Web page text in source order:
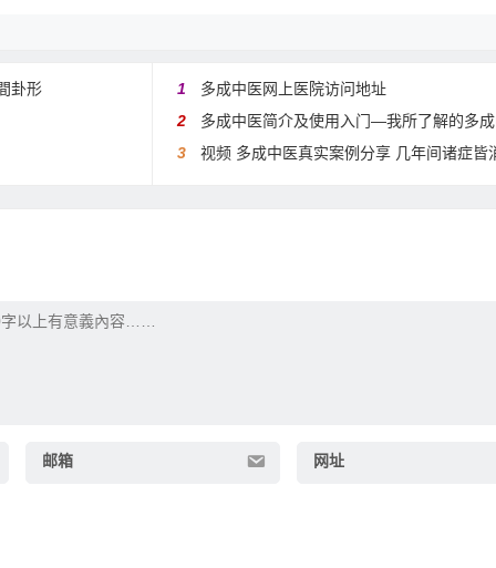
卦形
1
多成中医网上医院访问地址
2
多成中医简介及使用入门—我所了解的多
3
视频 多成中医真实案例分享 几年间诸症皆
邮箱 网址